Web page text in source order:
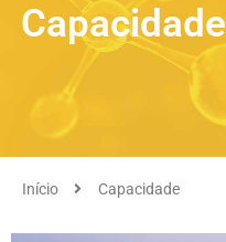
Capacidade
Início Capacidade